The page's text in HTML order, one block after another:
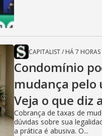
CAPITALIST/ HÁ 7 HORAS
Condomínio
mudança pelo
Veja o que diz
Cobrança de taxas de
dúvidas sobre sua
a prática é abusiva. O...